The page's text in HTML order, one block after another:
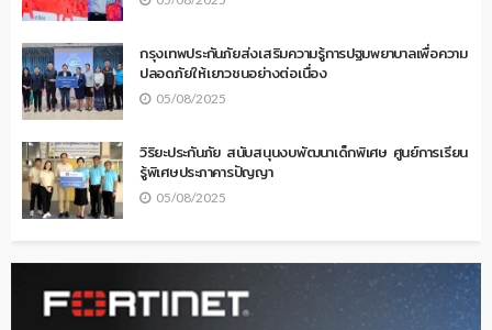
กรุงเทพประกันภัยส่งเสริมความรู้การปฐมพยาบาลเพื่อความ
ปลอดภัยให้เยาวชนอย่างต่อเนื่อง
05/08/2025
วิริยะประกันภัย สนับสนุนงบพัฒนาเด็กพิเศษ ศูนย์การเรียน
รู้พิเศษประภาคารปัญญา
05/08/2025